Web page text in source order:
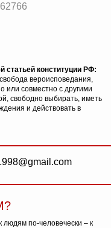
62766
статьей конституции РФ:
вероисповедания,
или совместно с другими
свободно выбирать, иметь
и действовать в
людям по-человечески – к